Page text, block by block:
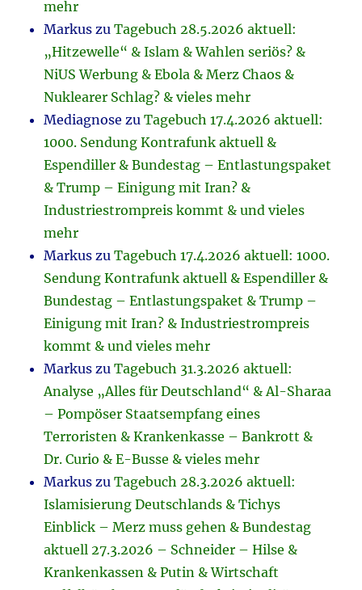
mehr
Markus zuTagebuch 28.5.2026 aktuell:
„Hitzewelle“ & Islam & Wahlen seriös? &
NiUS Werbung & Ebola & Merz Chaos &
Nuklearer Schlag? & vieles mehr
Mediagnose zuTagebuch 17.4.2026 aktuell:
1000. Sendung Kontrafunk aktuell &
Espendiller & Bundestag – Entlastungspaket
& Trump – Einigung mit Iran? &
Industriestrompreis kommt & und vieles
mehr
Markus zuTagebuch 17.4.2026 aktuell: 1000.
Sendung Kontrafunk aktuell & Espendiller &
Bundestag – Entlastungspaket & Trump –
Einigung mit Iran? & Industriestrompreis
kommt & und vieles mehr
Markus zuTagebuch 31.3.2026 aktuell:
Analyse „Alles für Deutschland“ & Al-Sharaa
– Pompöser Staatsempfang eines
Terroristen & Krankenkasse – Bankrott &
Dr. Curio & E-Busse & vieles mehr
Markus zuTagebuch 28.3.2026 aktuell:
Islamisierung Deutschlands & Tichys
Einblick – Merz muss gehen & Bundestag
aktuell 27.3.2026 – Schneider – Hilse &
Krankenkassen & Putin & Wirtschaft